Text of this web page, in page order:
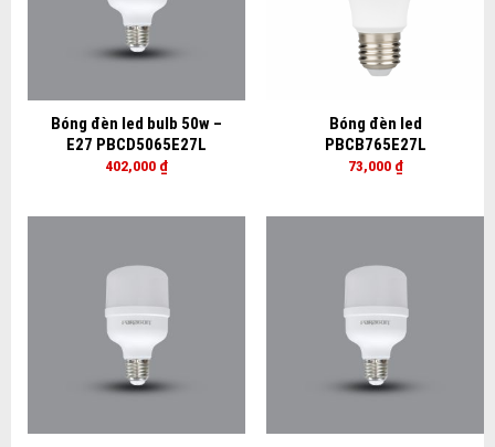
Bóng đèn led bulb 50w –
E27 PBCD5065E27L
402,000 ₫
Bóng đèn led
PBCB765E27L
73,000 ₫